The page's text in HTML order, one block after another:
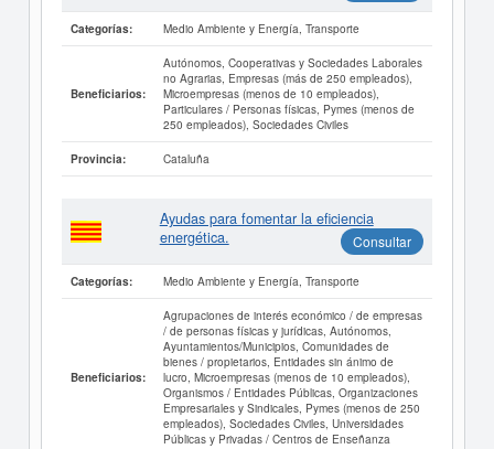
Categorías: Medio Ambiente y Energía, Transporte
Beneficiarios:
Autónomos, Cooperativas y Sociedades Laborales
no Agrarias, Empresas (más de 250 empleados),
Microempresas (menos de 10 empleados),
Particulares / Personas físicas, Pymes (menos de
250 empleados), Sociedades Civiles
Provincia: Cataluña
Ayudas para fomentar la eficiencia
energética.
Consultar
Categorías: Medio Ambiente y Energía, Transporte
Beneficiarios:
Agrupaciones de interés económico / de empresas
/ de personas físicas y jurídicas, Autónomos,
Ayuntamientos/Municipios, Comunidades de
bienes / propietarios, Entidades sin ánimo de
lucro, Microempresas (menos de 10 empleados),
Organismos / Entidades Públicas, Organizaciones
Empresariales y Sindicales, Pymes (menos de 250
empleados), Sociedades Civiles, Universidades
Públicas y Privadas / Centros de Enseñanza